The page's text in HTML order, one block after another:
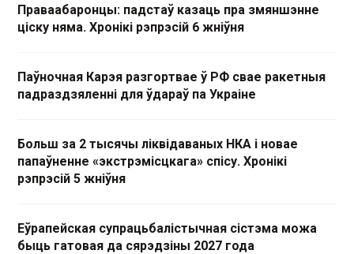
Праваабаронцы: падстаў казаць пра змяншэнне
ціску няма. Хронікі рэпрэсій 6 жніўня
Паўночная Карэя разгортвае ў РФ свае ракетныя
падраздзяленні для ўдараў па Украіне
Больш за 2 тысячы ліквідаваных НКА і новае
папаўненне «экстрэмісцкага» спісу. Хронікі
рэпрэсій 5 жніўня
Еўрапейская супрацьбалістычная сістэма можа
быць гатовая да сярэдзіны 2027 года